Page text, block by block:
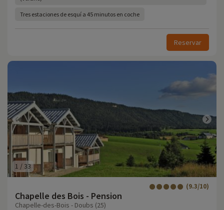
Tres estaciones de esquí a 45 minutos en coche
Reservar
1 /33
Chapelle des Bois - Pension
(9.3/10)
Chapelle-des-Bois - Doubs (25)